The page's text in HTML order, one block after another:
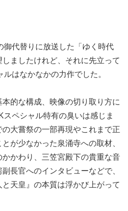
御代替りに放送した「ゆく時代
ましたけれど、それに先立って
はなかなかの力作でした。
的な構成、映像の切り取り方に
ペシャル特有の臭いは感じま
大嘗祭の一部再現やこれまで正
が少なかった泉涌寺への取材、
かわり、三笠宮殿下の貴重な音
長官へのインタビューなどで、
天皇』の本質は浮かび上がって